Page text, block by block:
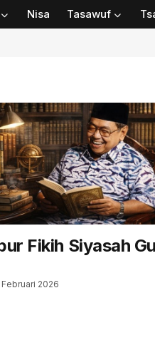
Nisa Tasawuf
Fikih Siyasah
Februari 2026